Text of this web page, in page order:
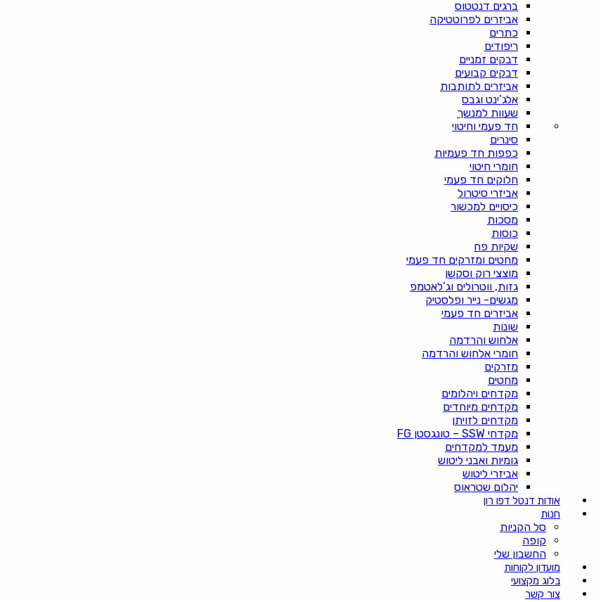
ברגים דנטטוס
אביזרים לפרוטטיקה
כתרים
ריפודים
דבקים זמניים
דבקים קבועים
אביזרים לתותבות
אלג’ינט וגבס
שעוות למנשך
חד פעמי וחיטוי
סינרים
כפפות חד פעמיות
חומרי חיטוי
חלוקים חד פעמי
אביזרי סיטרול
כיסויים למכשור
מסכות
כוסות
שקיות פח
מחטים ומזרקים חד פעמי
מוצצי רוק וסקשן
גזות, ווטרולים וג’לאטמפ
מגשים- נייר ופלסטיק
אביזרים חד פעמי
שונות
אלחוש והרדמה
חומרי אלחוש והרדמה
מזרקים
מחטים
מקדחים ויהלומים
מקדחים מיוחדים
מקדחים לזויתן
מקדחי SSW – טונגסטן FG
מעמד למקדחים
גומיות ואבני ליטוש
אביזרי ליטוש
יהלום שטראוס
אודות דנטל דפו רון
חנות
סל הקניות
קופה
החשבון שלי
מועדון לקוחות
בלוג מקצועי
צור קשר